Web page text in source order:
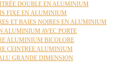
DOUBLE EN ALUMINIUM
FIXE EN ALUMINIUM
ET BAIES NOIRES EN ALUMINIUM
ALUMINIUM AVEC PORTE
ALUMINIUM BICOLORE
CEINTREE ALUMINIUM
GRANDE DIMENSION